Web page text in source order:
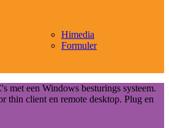
Himedia
Formuler
met een Windows besturings systeem.
thin client en remote desktop. Plug en